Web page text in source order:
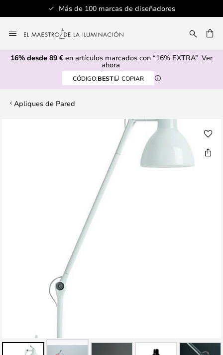
Más de 100 marcas de diseñadores
al
contenido
16% desde 89 € en artículos marcados con “16% EXTRA” Ver
ahora
CÓDIGO:BEST COPIAR
Apliques de Pared